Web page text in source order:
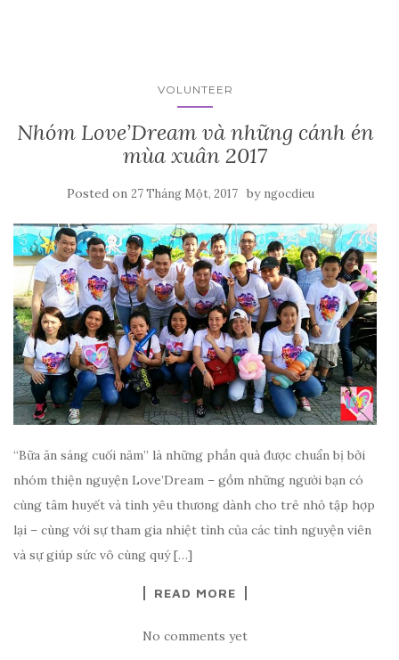
VOLUNTEER
Nhóm Love’Dream và những cánh én
mùa xuân 2017
Posted on 27 Tháng Một, 2017 by ngocdieu
“Bữa ăn sáng cuối năm” là những phần quà được chuẩn bị bởi
nhóm thiện nguyện Love’Dream – gồm những người bạn có
cùng tâm huyết và tình yêu thương dành cho trẻ nhỏ tập hợp
lại – cùng với sự tham gia nhiệt tình của các tình nguyện viên
và sự giúp sức vô cùng quý […]
READ MORE
No comments yet